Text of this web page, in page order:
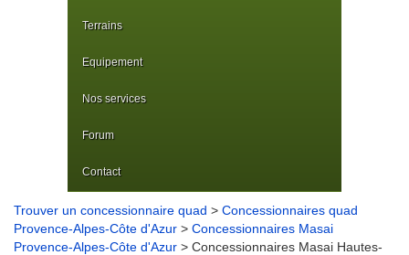
Terrains
Equipement
Nos services
Forum
Contact
Trouver un concessionnaire quad > Concessionnaires quad
Provence-Alpes-Côte d'Azur > Concessionnaires Masai
Provence-Alpes-Côte d'Azur > Concessionnaires Masai Hautes-